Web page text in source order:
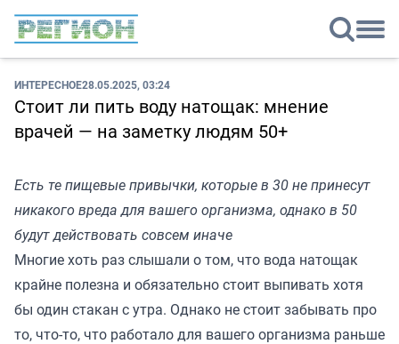
ИНТЕРЕСНОЕ28.05.2025, 03:24
Стоит ли пить воду натощак: мнение
врачей — на заметку людям 50+
Есть те пищевые привычки, которые в 30 не принесут
никакого вреда для вашего организма, однако в 50
будут действовать совсем иначе
Многие хоть раз слышали о том, что вода натощак
крайне полезна и обязательно стоит выпивать хотя
бы один стакан с утра. Однако не стоит забывать про
то, что-то, что работало для вашего организма раньше